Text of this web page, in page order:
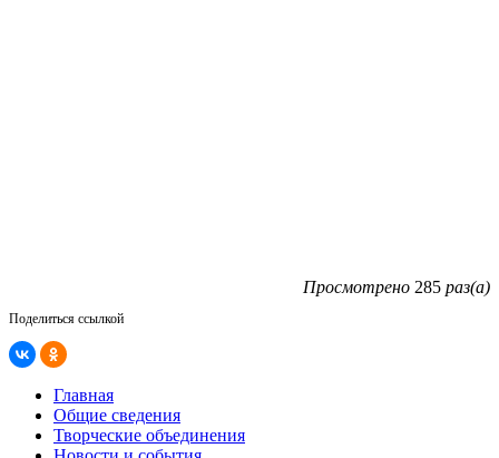
Просмотрено 285 раз(а)
Поделиться ссылкой
Главная
Общие сведения
Творческие объединения